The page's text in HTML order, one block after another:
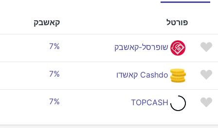
פורטל קאשבק
שופרסל-קאשבק 7%
Cashdo קאשדו 7%
TOPCASH
7%